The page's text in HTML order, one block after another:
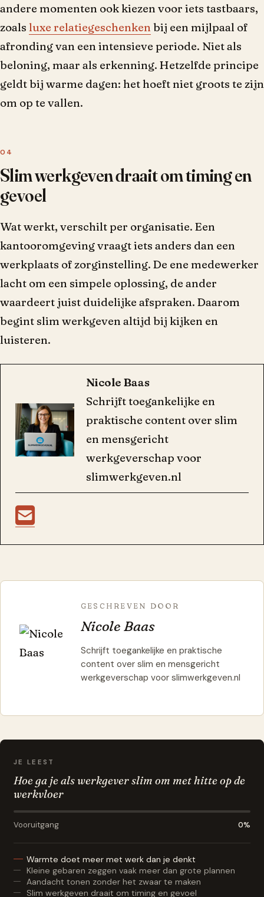
andere momenten ook kiezen voor iets tastbaars,
zoals luxe relatiegeschenken bij een mijlpaal of
afronding van een intensieve periode. Niet als
beloning, maar als erkenning. Hetzelfde principe
geldt bij warme dagen: het hoeft niet groots te zijn
om op te vallen.
Slim werkgeven draait om timing en
gevoel
Wat werkt, verschilt per organisatie. Een
kantooromgeving vraagt iets anders dan een
werkplaats of zorginstelling. De ene medewerker
lacht om een simpele oplossing, de ander
waardeert juist duidelijke afspraken. Daarom
begint slim werkgeven altijd bij kijken en
luisteren.
Nicole Baas
Schrijft toegankelijke en
praktische content over slim
en mensgericht
werkgeverschap voor
slimwerkgeven.nl
GESCHREVEN DOOR
Nicole Baas
Schrijft toegankelijke en praktische
content over slim en mensgericht
werkgeverschap voor slimwerkgeven.nl
JE LEEST
Hoe ga je als werkgever slim om met hitte op de
werkvloer
Vooruitgang 0%
Warmte doet meer met werk dan je denkt
Kleine gebaren zeggen vaak meer dan grote plannen
Aandacht tonen zonder het zwaar te maken
Slim werkgeven draait om timing en gevoel